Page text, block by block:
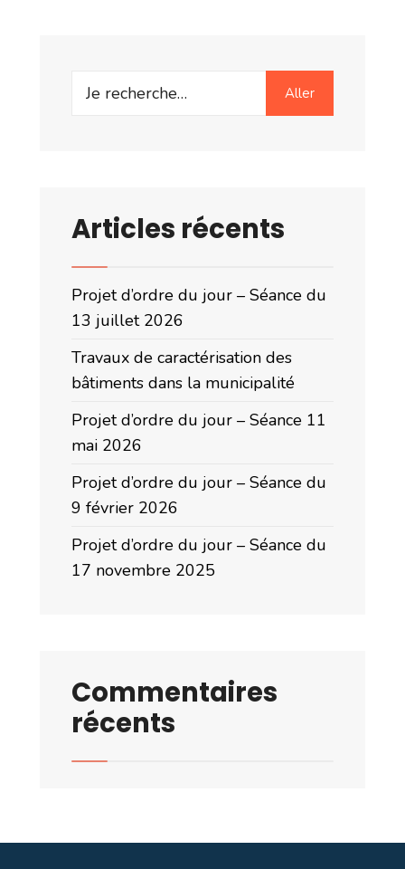
Search
Aller
Articles récents
Projet d’ordre du jour – Séance du
13 juillet 2026
Travaux de caractérisation des
bâtiments dans la municipalité
Projet d’ordre du jour – Séance 11
mai 2026
Projet d’ordre du jour – Séance du
9 février 2026
Projet d’ordre du jour – Séance du
17 novembre 2025
Commentaires
récents